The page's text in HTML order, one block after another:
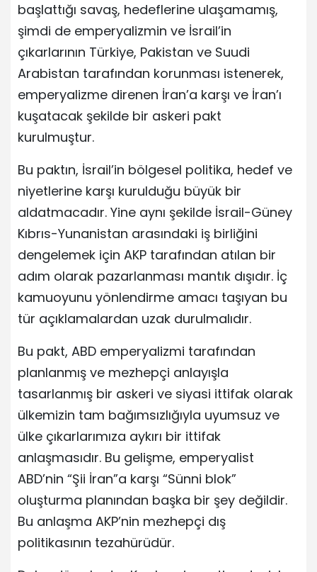
başlattığı savaş, hedeflerine ulaşamamış,
şimdi de emperyalizmin ve İsrail’in
çıkarlarının Türkiye, Pakistan ve Suudi
Arabistan tarafından korunması istenerek,
emperyalizme direnen İran’a karşı ve İran’ı
kuşatacak şekilde bir askeri pakt
kurulmuştur.
Bu paktın, İsrail’in bölgesel politika, hedef ve
niyetlerine karşı kurulduğu büyük bir
aldatmacadır. Yine aynı şekilde İsrail-Güney
Kıbrıs-Yunanistan arasındaki iş birliğini
dengelemek için AKP tarafından atılan bir
adım olarak pazarlanması mantık dışıdır. İç
kamuoyunu yönlendirme amacı taşıyan bu
tür açıklamalardan uzak durulmalıdır.
Bu pakt, ABD emperyalizmi tarafından
planlanmış ve mezhepçi anlayışla
tasarlanmış bir askeri ve siyasi ittifak olarak
ülkemizin tam bağımsızlığıyla uyumsuz ve
ülke çıkarlarımıza aykırı bir ittifak
anlaşmasıdır. Bu gelişme, emperyalist
ABD’nin “Şii İran”a karşı “Sünni blok”
oluşturma planından başka bir şey değildir.
Bu anlaşma AKP’nin mezhepçi dış
politikasının tezahürüdür.